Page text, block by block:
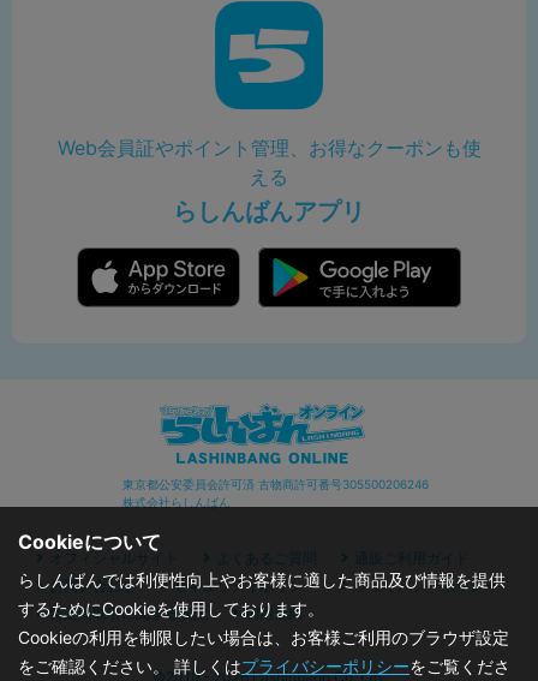
Web会員証やポイント管理、お得なクーポンも使
える
らしんばんアプリ
東京都公安委員会許可済 古物商許可番号305500206246
株式会社らしんばん
オフィシャルサイト よくあるご質問
通販ご利用ガイド
お問い合わせ
セキュリティポリシー
プライバシーポリシー
特定商取引に関する表記
利用規約
©2019 - 2026 Lashinbang Co.,Ltd.
Cookieについて
らしんばんでは利便性向上やお客様に適した商品及び情報を提供
するためにCookieを使用しております。
Cookieの利用を制限したい場合は、お客様ご利用のブラウザ設定
をご確認ください。 詳しくはプライバシーポリシーをご覧くださ